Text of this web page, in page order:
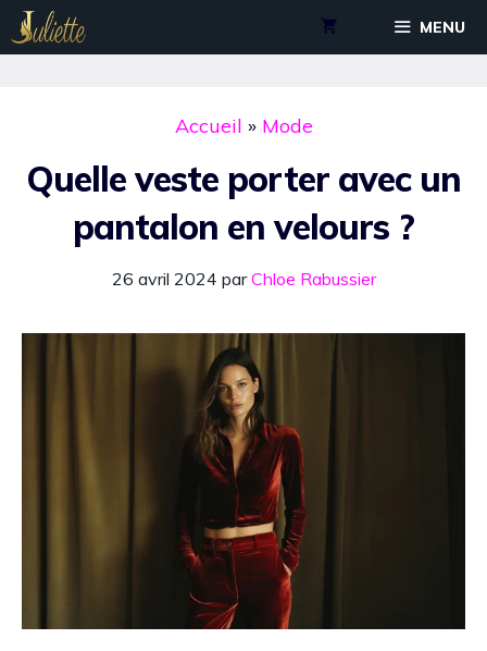
Aller
au
MENU
Accueil » Mode
Quelle veste porter avec un
pantalon en velours ?
26 avril 2024 parChloe Rabussier